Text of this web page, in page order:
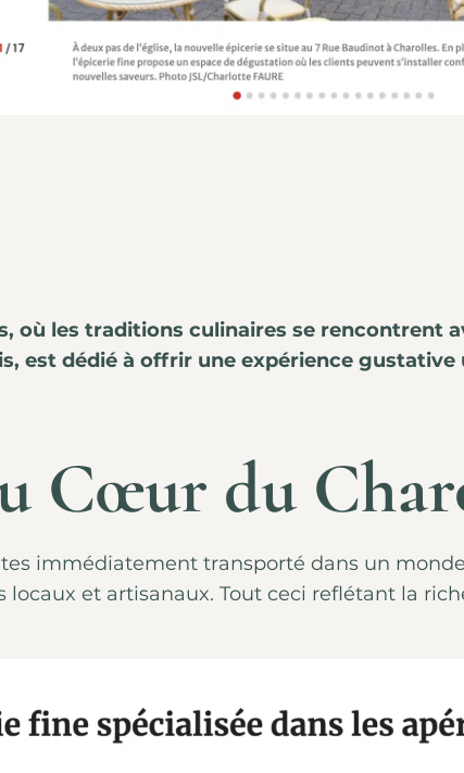
les traditions culinaires se rencontrent
, est dédié à offrir une expérience gustative
Cœur du
immédiatement transporté dans un
et artisanaux. Tout ceci reflétant la